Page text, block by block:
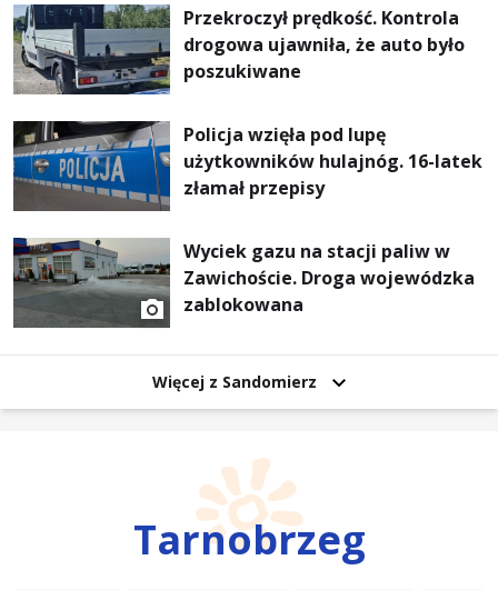
Przekroczył prędkość. Kontrola
drogowa ujawniła, że auto było
poszukiwane
Policja wzięła pod lupę
użytkowników hulajnóg. 16-latek
złamał przepisy
Wyciek gazu na stacji paliw w
Zawichoście. Droga wojewódzka
zablokowana
Więcej z Sandomierz
Tarnobrzeg